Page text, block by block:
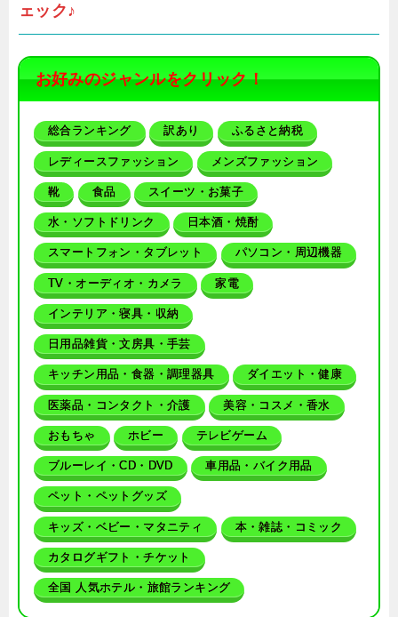
ェック♪
お好みのジャンルをクリック！
総合ランキング 訳あり ふるさと納税
レディースファッション メンズファッション
靴 食品 スイーツ・お菓子
水・ソフトドリンク 日本酒・焼酎
スマートフォン・タブレット パソコン・周辺機器
TV・オーディオ・カメラ 家電
インテリア・寝具・収納
日用品雑貨・文房具・手芸
キッチン用品・食器・調理器具 ダイエット・健康
医薬品・コンタクト・介護 美容・コスメ・香水
おもちゃ ホビー テレビゲーム
ブルーレイ・CD・DVD 車用品・バイク用品
ペット・ペットグッズ
キッズ・ベビー・マタニティ 本・雑誌・コミック
カタログギフト・チケット
全国 人気ホテル・旅館ランキング